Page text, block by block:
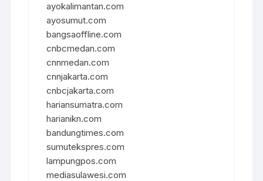
ayokalimantan.com
ayosumut.com
bangsaoffline.com
cnbcmedan.com
cnnmedan.com
cnnjakarta.com
cnbcjakarta.com
hariansumatra.com
harianikn.com
bandungtimes.com
sumutekspres.com
lampungpos.com
mediasulawesi.com